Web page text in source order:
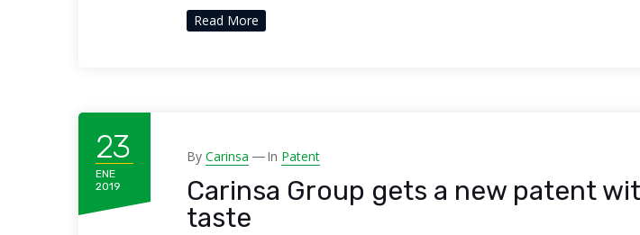
Read More
23
ENE
2019
By Carinsa In Patent
Carinsa Group gets a new patent
taste